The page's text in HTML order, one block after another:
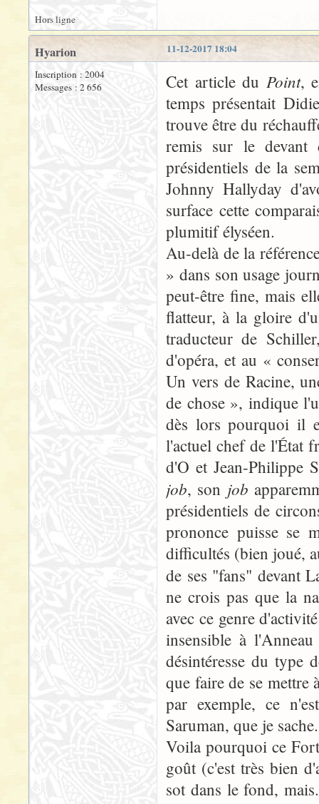
Hors ligne
11-12-2017 18:04
Hyarion
Inscription : 2004
Messages : 2 656
Cet article du Point,
temps présentait
trouve être du
remis sur le devant
présidentiels de la
Johnny Hallyday
surface cette
plumitif élyséen.
Au-delà de la
» dans son usage
peut-être fine, mais
flatteur, à la gloire
traducteur de
d'opéra, et au «
Un vers de Racine,
de chose », indique
dès lors pourquoi il
l'actuel chef de l'État
d'O et Jean-Philippe
job, son job
présidentiels de
prononce puisse se
difficultés (bien joué,
de ses "fans" devant
ne crois pas que la
avec ce genre
insensible à
désintéresse du type
que faire de se mettre
par exemple, ce
Saruman, que je
Voila pourquoi ce
goût (c'est très bien
sot dans le fond,